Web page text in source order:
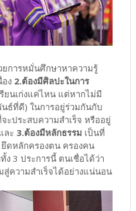
ยการหมั่นศึกษาหาความรู้
ง 2.ต้องมีศิลปะในการ
ยนเก่งแค่ไหน แต่หากไม่มี
ธ์ที่ดี) ในการอยู่ร่วมกันกับ
ะประสบความสำเร็จ หรืออยู่
ละ 3.ต้องมีหลักธรรม เป็นที่
ดหลักครองตน ครองคน
ง 3 ประการนี้ ตนเชื่อได้ว่า
ความสำเร็จได้อย่างแน่นอน